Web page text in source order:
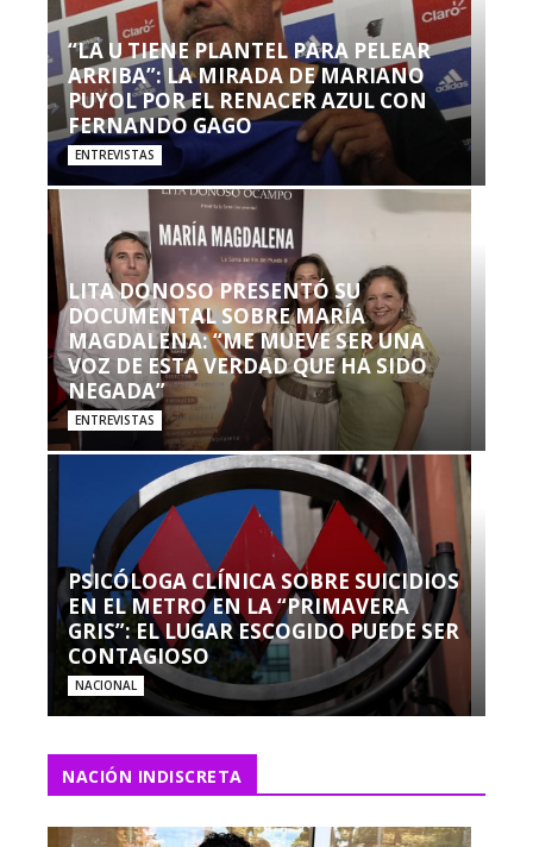
“LA U TIENE PLANTEL PARA PELEAR
ARRIBA”: LA MIRADA DE MARIANO
PUYOL POR EL RENACER AZUL CON
FERNANDO GAGO
ENTREVISTAS
LITA DONOSO PRESENTÓ SU
DOCUMENTAL SOBRE MARÍA
MAGDALENA: “ME MUEVE SER UNA
VOZ DE ESTA VERDAD QUE HA SIDO
NEGADA”
ENTREVISTAS
PSICÓLOGA CLÍNICA SOBRE SUICIDIOS
EN EL METRO EN LA “PRIMAVERA
GRIS”: EL LUGAR ESCOGIDO PUEDE SER
CONTAGIOSO
NACIONAL
NACIÓN INDISCRETA